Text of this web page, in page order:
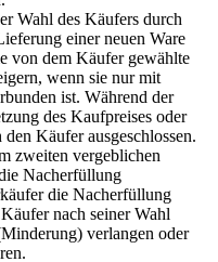
Wahl des Käufers durch
einer neuen Ware
von dem Käufer gewählte
wenn sie nur mit
ist. Während der
des Kaufpreises oder
Käufer ausgeschlossen.
zweiten vergeblichen
Nacherfüllung
die Nacherfüllung
nach seiner Wahl
verlangen oder